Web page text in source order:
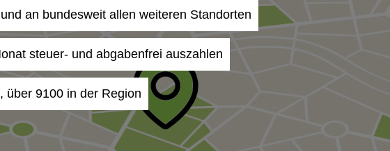
an bundesweit allen weiteren Standorten
steuer- und abgabenfrei auszahlen
über 9100 in der Region